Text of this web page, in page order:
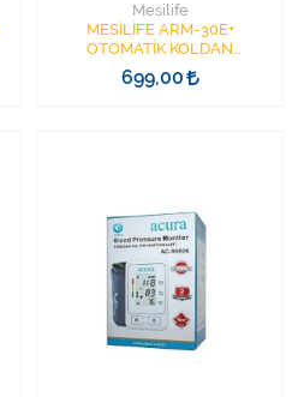
Mesilife
MESİLİFE ARM-30E+
OTOMATİK KOLDAN
TANSİYON ALETİ 23-42CM
TYPE-C USB KABLO
699,00